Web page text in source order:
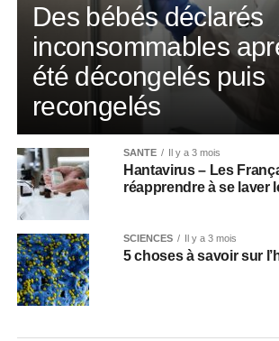
Des bébés déclarés
inconsommables
été décongelés puis
recongelés
SANTÉ Il y a 3 mois
Hantavirus – Les
réapprendre à se laver
SCIENCES Il y a 3 mois
5 choses à savoir sur